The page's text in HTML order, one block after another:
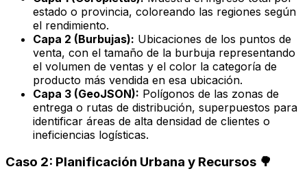
estado o provincia, coloreando las regiones según
el rendimiento.
Capa 2 (Burbujas): Ubicaciones de los puntos de
venta, con el tamaño de la burbuja representando
el volumen de ventas y el color la categoría de
producto más vendida en esa ubicación.
Capa 3 (GeoJSON): Polígonos de las zonas de
entrega o rutas de distribución, superpuestos para
identificar áreas de alta densidad de clientes o
ineficiencias logísticas.
Caso 2: Planificación Urbana y Recursos 🌳